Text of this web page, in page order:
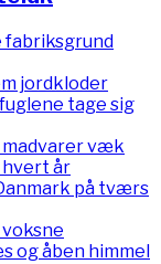
fabriksgrund
jordkloder
tage sig
madvarer væk
hvert år
på tværs
og åben himmel